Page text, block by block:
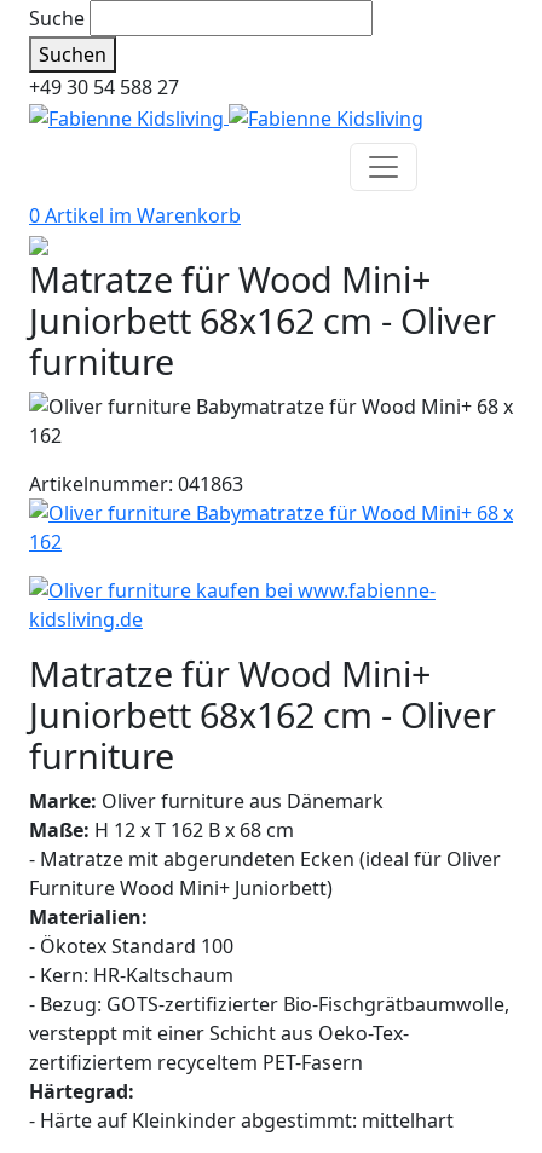
Suche
Suchen
+49 30 54 588 27
0 Artikel im Warenkorb
Matratze für Wood Mini+
Juniorbett 68x162 cm - Oliver
furniture
Artikelnummer: 041863
Matratze für Wood Mini+
Juniorbett 68x162 cm - Oliver
furniture
Marke: Oliver furniture aus Dänemark
Maße: H 12 x T 162 B x 68 cm
- Matratze mit abgerundeten Ecken (ideal für Oliver
Furniture Wood Mini+ Juniorbett)
Materialien:
- Ökotex Standard 100
- Kern: HR-Kaltschaum
- Bezug: GOTS-zertifizierter Bio-Fischgrätbaumwolle,
versteppt mit einer Schicht aus Oeko-Tex-
zertifiziertem recyceltem PET-Fasern
Härtegrad:
- Härte auf Kleinkinder abgestimmt: mittelhart